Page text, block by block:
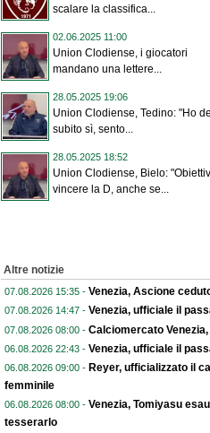
scalare la classifica...
02.06.2025 11:00
Union Clodiense, i giocatori
mandano una lettere...
28.05.2025 19:06
Union Clodiense, Tedino: "Ho
subito sì, sento...
28.05.2025 18:52
Union Clodiense, Bielo:
vincere la D, anche se...
Altre notizie
07.08.2026 15:35 - Venezia, Ascione
07.08.2026 14:47 - Venezia, ufficiale il
07.08.2026 08:00 - Calciomercato
06.08.2026 22:43 - Venezia, ufficiale il
06.08.2026 09:00 - Reyer, ufficializzato il
femminile
06.08.2026 08:00 - Venezia, Tomiyasu
tesserarlo